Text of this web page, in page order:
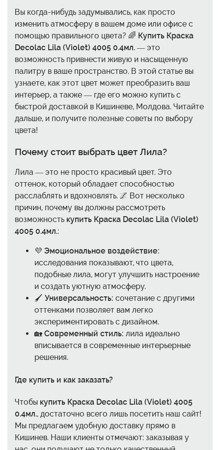
Вы когда-нибудь задумывались, как просто
изменить атмосферу в вашем доме или офисе с
помощью правильного цвета? 🌈 Купить Краска
Decolac Lila (Violet) 4005 0.4мл. — это
возможность привнести живую и насыщенную
палитру в ваше пространство. В этой статье вы
узнаете, как этот цвет может преобразить ваш
интерьер, а также — где его можно купить с
быстрой доставкой в Кишиневе, Молдова. Читайте
дальше, и получите полезные советы по выбору
цвета!
Почему стоит выбрать цвет Лила?
Лила — это не просто красивый цвет. Это
оттенок, который обладает способностью
расслаблять и вдохновлять. 🌌 Вот несколько
причин, почему вы должны рассмотреть
возможность купить Краска Decolac Lila (Violet)
4005 0.4мл.:
💜 Эмоциональное воздействие:
исследования показывают, что цвета,
подобные лила, могут улучшить настроение
и создать уютную атмосферу.
🖌️ Универсальность: сочетание с другими
оттенками позволяет вам легко
экспериментировать с дизайном.
🏡 Современный стиль: лила идеально
вписывается в современные интерьерные
решения.
Где купить и как заказать?
Чтобы купить Краска Decolac Lila (Violet) 4005
0.4мл., достаточно всего лишь посетить наш сайт!
Мы предлагаем удобную доставку прямо в
Кишинев. Наши клиенты отмечают: заказывая у